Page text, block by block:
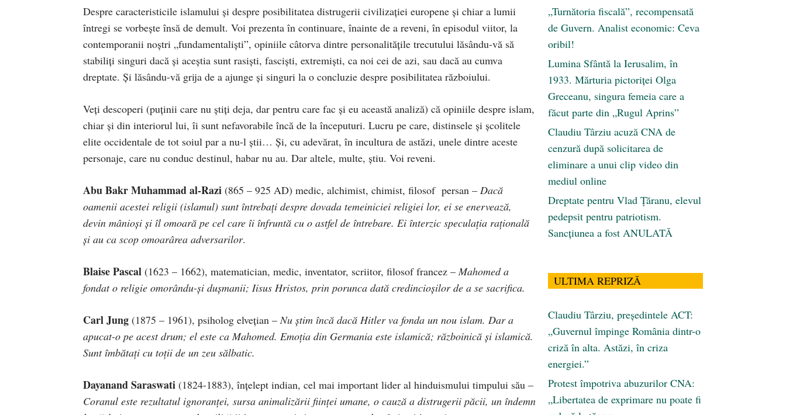
Despre caracteristicile islamului şi despre posibilitatea distrugerii civilizaţiei europene şi chiar a lumii
întregi se vorbeşte însă de demult. Voi prezenta în continuare, înainte de a reveni, în episodul viitor, la
contemporanii noştri „fundamentalişti”, opiniile câtorva dintre personalităţile trecutului lăsându-vă să
stabiliţi singuri dacă şi aceştia sunt rasişti, fascişti, extremişti, ca noi cei de azi, sau dacă au cumva
dreptate. Şi lăsându-vă grija de a ajunge şi singuri la o concluzie despre posibilitatea războiului.
Veţi descoperi (puţinii care nu ştiţi deja, dar pentru care fac şi eu această analiză) că opiniile despre islam,
chiar şi din interiorul lui, îi sunt nefavorabile încă de la începuturi. Lucru pe care, distinsele şi şcolitele
elite occidentale de tot soiul par a nu-l ştii… Şi, cu adevărat, în incultura de astăzi, unele dintre aceste
personaje, care nu conduc destinul, habar nu au. Dar altele, multe, ştiu. Voi reveni.
Abu Bakr Muhammad al-Razi (865 – 925 AD) medic, alchimist, chimist, filosof persan – Dacă
oamenii acestei religii (islamul) sunt întrebaţi despre dovada temeiniciei religiei lor, ei se enervează,
devin mânioşi şi îl omoară pe cel care îi înfruntă cu o astfel de întrebare. Ei înterzic speculaţia raţională
şi au ca scop omoarârea adversarilor.
Blaise Pascal (1623 – 1662), matematician, medic, inventator, scriitor, filosof francez – Mahomed a
fondat o religie omorându-şi duşmanii; Iisus Hristos, prin porunca dată credincioşilor de a se sacrifica.
Carl Jung (1875 – 1961), psiholog elveţian – Nu ştim încă dacă Hitler va fonda un nou islam. Dar a
apucat-o pe acest drum; el este ca Mahomed. Emoţia din Germania este islamică; războinică şi islamică.
Sunt îmbătaţi cu toţii de un zeu sălbatic.
Dayanand Saraswati (1824-1883), înţelept indian, cel mai important lider al hinduismului timpului său –
Coranul este rezultatul ignoranţei, sursa animalizării fiinţei umane, o cauză a distrugerii păcii, un îndemn
„Turnătoria fiscală”, recompensată
de Guvern. Analist economic: Ceva
oribil!
Lumina Sfântă la Ierusalim, în
1933. Mărturia pictoriței Olga
Greceanu, singura femeia care a
făcut parte din „Rugul Aprins”
Claudiu Târziu acuză CNA de
cenzură după solicitarea de
eliminare a unui clip video din
mediul online
Dreptate pentru Vlad Țăranu, elevul
pedepsit pentru patriotism.
Sancțiunea a fost ANULATĂ
ULTIMA REPRIZĂ
Claudiu Târziu, președintele ACT:
„Guvernul împinge România dintr-o
criză în alta. Astăzi, în criza
energiei.”
Protest împotriva abuzurilor CNA:
„Libertatea de exprimare nu poate fi